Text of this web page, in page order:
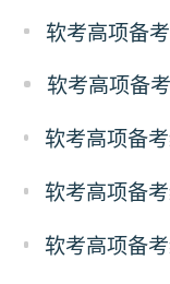
软考高项备